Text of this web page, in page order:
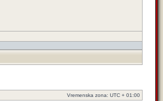
Vremenska zona: UTC + 01:00